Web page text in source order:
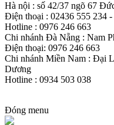
Hà nội : số 42/37 ngõ 67
Điện thoại : 02436 555 234
Hotline : 0976 246 663
Chi nhánh Đà Nẵng : Nam
Điện thoại: 0976 246 663
Chi nhánh Miền Nam : Đại
Dương
Hotline : 0934 503 038
Đóng menu